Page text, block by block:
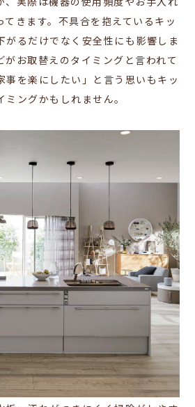
きます。 不具合を抱えているキッ
がるだけでなく安全性にも影響しま
お取替えのタイミングと言われて
事を楽にしたい」と言う思いもキッ
ングかもしれません。